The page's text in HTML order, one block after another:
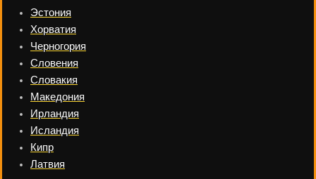
Эстония
Хорватия
Черногория
Словения
Словакия
Македония
Ирландия
Исландия
Кипр
Латвия